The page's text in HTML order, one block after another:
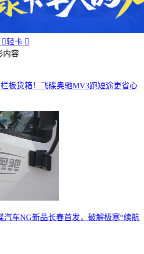
轻卡 
内容
板货箱！飞碟奥驰MV3跑短途更省心
汽车NG新品长春首发，破解极寒“续航